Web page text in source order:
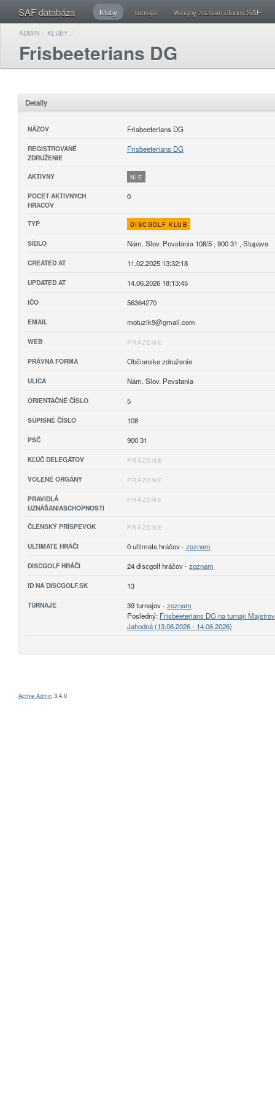
SAF databáza Kluby Turnaje Verejný zoznam členov SAF
ADMIN / KLUBY /
Frisbeeterians DG
Detaily
NÁZOV Frisbeeterians DG
REGISTROVANÉ
ZDRUŽENIE
Frisbeeterians DG
AKTIVNY NIE
POCET AKTIVNYCH
HRACOV
0
TYP DISCGOLF KLUB
SÍDLO Nám. Slov. Povstania 108/5 , 900 31 , Stupava
CREATED AT 11.02.2025 13:32:18
UPDATED AT 14.06.2026 18:13:45
IČO 56364270
EMAIL motuzik9@gmail.com
WEB PRÁZDNE
PRÁVNA FORMA Občianske združenie
ULICA Nám. Slov. Povstania
ORIENTAČNÉ ČÍSLO 5
SÚPISNÉ ČÍSLO 108
PSČ 900 31
KĽÚČ DELEGÁTOV PRÁZDNE
VOLENÉ ORGÁNY PRÁZDNE
PRAVIDLÁ
UZNÁŠANIASCHOPNOSTI
PRÁZDNE
ČLENSKÝ PRÍSPEVOK PRÁZDNE
ULTIMATE HRÁČI 0 ultimate hráčov -zoznam
DISCGOLF HRÁČI 24 discgolf hráčov -zoznam
ID NA DISCGOLF.SK 13
TURNAJE 39 turnajov -zoznam
Posledný: Frisbeeterians DG na turnaji
Jahodná (13.06.2026 - 14.06.2026)
Active Admin 3.4.0